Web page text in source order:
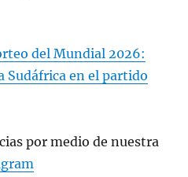
del Mundial 2026:
Sudáfrica en el partido
por medio de nuestra